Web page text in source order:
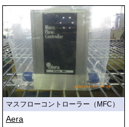
マスフローコントローラー（MFC）
Aera